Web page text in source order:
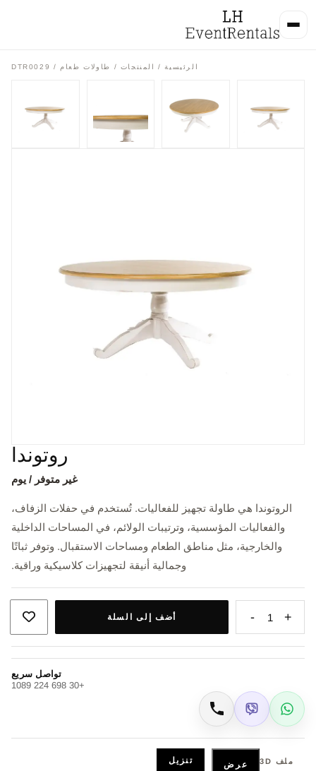
الرئيسية/ المنتجات / طاولات طعام / DTR0029
روتوندا
غير متوفر / يوم
الروتوندا هي طاولة تجهيز للفعاليات. تُستخدم في حفلات الزفاف،
والفعاليات المؤسسية، وترتيبات الولائم، في المساحات الداخلية
والخارجية، مثل مناطق الطعام ومساحات الاستقبال. وتوفر ثباتًا
وجمالية أنيقة لتجهيزات كلاسيكية وراقية.
+
1
- أضف إلى السلة
تواصل سريع
+30 698 224 1089
WhatsApp
Viber اتصال
ملف 3D عرض تنزيل